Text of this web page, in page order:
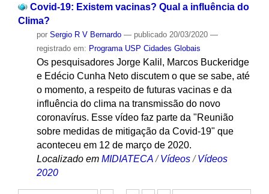
Covid-19: Existem vacinas? Qual a influência do
Clima?
por Sergio R V Bernardo — publicado20/03/2020 —
registrado em: Programa USP Cidades Globais
Os pesquisadores Jorge Kalil, Marcos Buckeridge
e Edécio Cunha Neto discutem o que se sabe, até
o momento, a respeito de futuras vacinas e da
influência do clima na transmissão do novo
coronavírus. Esse vídeo faz parte da "Reunião
sobre medidas de mitigação da Covid-19" que
aconteceu em 12 de março de 2020.
Localizado em MIDIATECA /Vídeos /Vídeos
2020